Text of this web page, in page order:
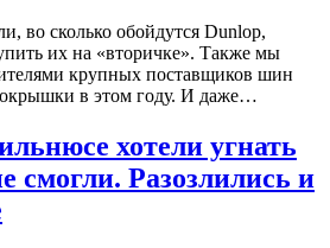
во сколько обойдутся Dunlop,
их на «вторичке». Также мы
крупных поставщиков шин
в этом году. И даже…
хотели угнать
смогли. Разозлились и